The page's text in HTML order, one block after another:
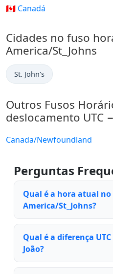
🇨🇦 Canadá
Cidades no fuso
America/St_Johns
St. John's
Outros Fusos
deslocamento UTC
Canada/Newfoundland
Perguntas
Qual é a hora atual
America/St_Johns?
Qual é a diferença
João?